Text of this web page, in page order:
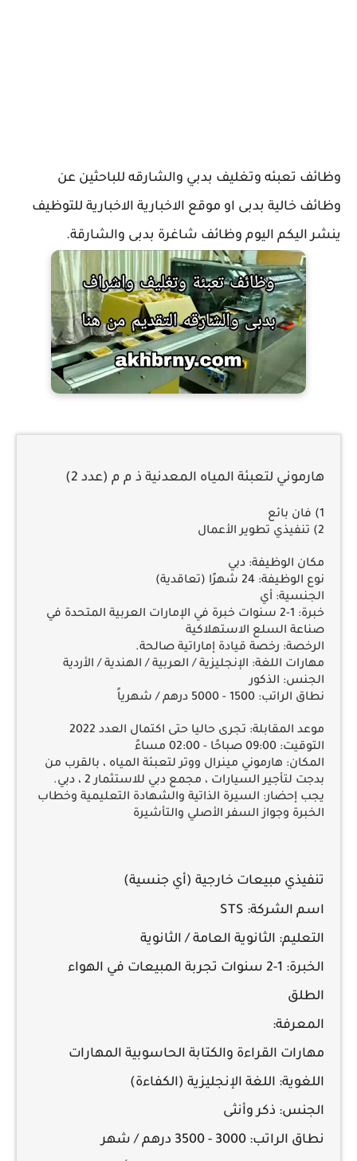
وظائف تعبئه وتغليف بدبي والشارقه للباحثين عن
وظائف خالية بدبى او موقع الاخبارية الاخبارية للتوظيف
ينشر اليكم اليوم وظائف شاغرة بدبى والشارقة.
هارموني لتعبئة المياه المعدنية ذ م م (عدد 2)
1)
فان بائع
2)
تنفيذي تطوير الأعمال
مكان الوظيفة: دبي
نوع الوظيفة:
الجنسية: أي
خبرة:
1-2 سنوات خبرة في الإمارات العربية المتحدة في
صناعة السلع الاستهلاكية
الرخصة: رخصة قيادة إماراتية صالحة.
مهارات اللغة: الإنجليزية / العربية / الهندية / الأردية
الجنس: الذكور
نطاق الراتب:
موعد المقابلة: تجرى حاليا حتى اكتمال العدد 2022
التوقيت:
المكان: هارموني مينرال ووتر لتعبئة المياه ، بالقرب من
بدجت لتأجير السيارات ، مجمع دبي للاستثمار 2 ، دبي.
يجب إحضار: السيرة الذاتية والشهادة التعليمية وخطاب
الخبرة وجواز السفر الأصلي والتأشيرة
تنفيذي مبيعات خارجية (أي جنسية)
اسم الشركة:
التعليم: الثانوية العامة / الثانوية
الخبرة:
1-2 سنوات تجربة المبيعات في الهواء
الطلق
المعرفة:
مهارات القراءة والكتابة الحاسوبية المهارات
اللغوية: اللغة الإنجليزية (الكفاءة)
الجنس: ذكر وأنثى
نطاق الراتب: